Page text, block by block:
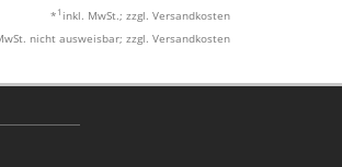
* 1 inkl. MwSt.; zzgl. Versandkosten
nicht ausweisbar; zzgl. Versandkosten